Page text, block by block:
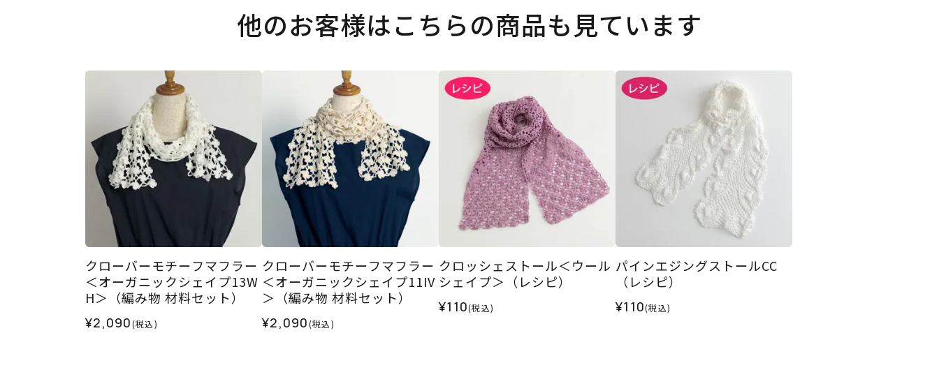
他のお客様はこちらの商品も見ています
クローバーモチーフマフラー
＜オーガニックシェイプ13W
H＞（編み物 材料セット）
¥2,090(税込)
クローバーモチーフマフラー
＜オーガニックシェイプ11IV
＞（編み物 材料セット）
¥2,090(税込)
クロッシェストール＜ウール
シェイプ＞（レシピ）
¥110(税込)
パインエジングストールCC
（レシピ）
¥110(税込)